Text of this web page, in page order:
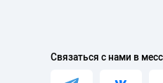
Связаться с нами в